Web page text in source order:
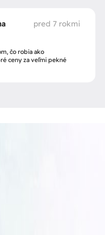
pred 7 rokmi
čo robia ako
ceny za veľmi pekné